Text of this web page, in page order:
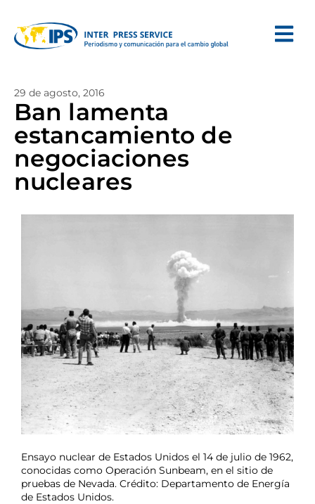
29 de agosto, 2016
Ban lamenta
estancamiento de
negociaciones
nucleares
Ensayo nuclear de Estados Unidos el 14 de julio de 1962,
conocidas como Operación Sunbeam, en el sitio de
pruebas de Nevada. Crédito: Departamento de Energía
de Estados Unidos.